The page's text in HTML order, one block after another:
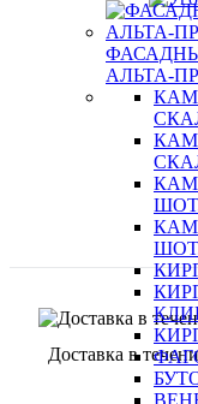
АЛЬТА-
Доставка в